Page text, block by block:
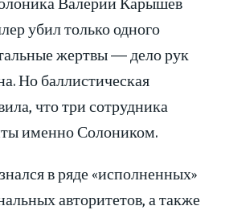
убил только одного
жертвы — дело рук
Но баллистическая
что три сотрудника
именно Солоником.
в ряде «исполненных»
авторитетов, а также